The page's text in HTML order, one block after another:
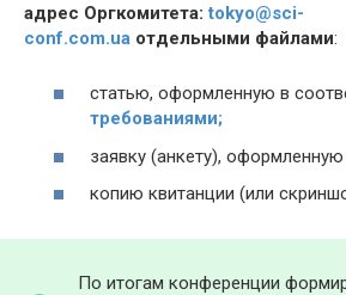
адрес Оргкомитета:tokyo@sci-
conf.com.ua отдельными файлами:
статью, оформленную в
требованиями;
заявку (анкету), оформленную
копию квитанции (или
По итогам конференции